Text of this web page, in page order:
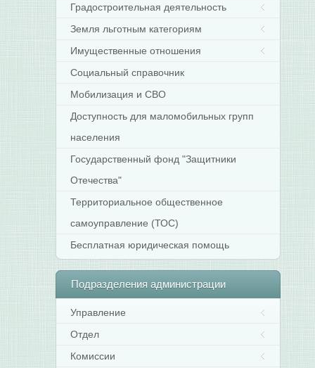
Градостроительная деятельность
Земля льготным категориям
Имущественные отношения
Социальный справочник
Мобилизация и СВО
Доступность для маломобильных групп
населения
Государственный фонд "Защитники
Отечества"
Территориальное общественное
самоуправление (ТОС)
Бесплатная юридическая помощь
Подразделения администрации
Управление
Отдел
Комиссии